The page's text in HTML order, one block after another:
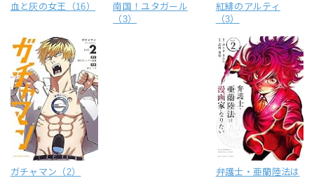
血と灰の女王（16）
南国！ユタガール
（3）
紅緋のアルティ
（3）
ガチャマン（2）
弁護士・亜蘭陸法は